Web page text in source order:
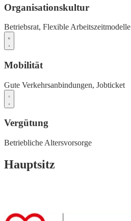
Organisationskultur
Betriebsrat, Flexible Arbeitszeitmodelle
Mobilität
Gute Verkehrsanbindungen, Jobticket
Vergütung
Betriebliche Altersvorsorge
Hauptsitz